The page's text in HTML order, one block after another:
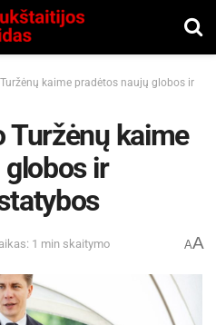
kaime pradėtos naujų globos ir
Turžėnų kaime
ir
1 min skaitymo AA